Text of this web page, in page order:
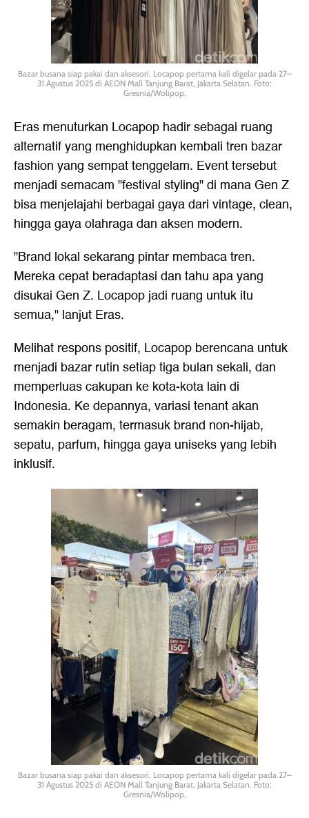
Bazar busana siap pakai dan aksesori, Locapop pertama kali digelar pada 27–
31 Agustus 2025 di AEON Mall Tanjung Barat, Jakarta Selatan. Foto:
Gresnia/Wolipop.
Eras menuturkan Locapop hadir sebagai ruang
alternatif yang menghidupkan kembali tren bazar
fashion yang sempat tenggelam. Event tersebut
menjadi semacam "festival styling" di mana Gen Z
bisa menjelajahi berbagai gaya dari vintage, clean,
hingga gaya olahraga dan aksen modern.
"Brand lokal sekarang pintar membaca tren.
Mereka cepat beradaptasi dan tahu apa yang
disukai Gen Z. Locapop jadi ruang untuk itu
semua," lanjut Eras.
Melihat respons positif, Locapop berencana untuk
menjadi bazar rutin setiap tiga bulan sekali, dan
memperluas cakupan ke kota-kota lain di
Indonesia. Ke depannya, variasi tenant akan
semakin beragam, termasuk brand non-hijab,
sepatu, parfum, hingga gaya uniseks yang lebih
inklusif.
Bazar busana siap pakai dan aksesori, Locapop pertama kali digelar pada 27–
31 Agustus 2025 di AEON Mall Tanjung Barat, Jakarta Selatan. Foto:
Gresnia/Wolipop.